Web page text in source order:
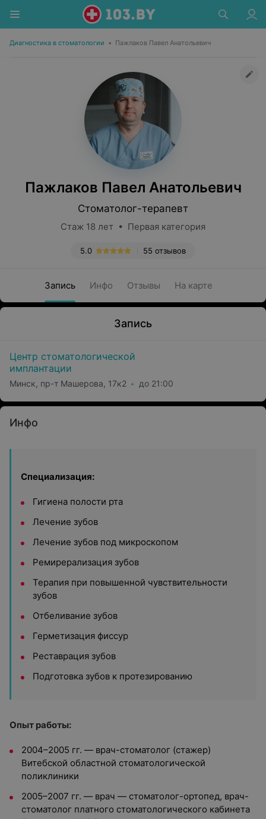
Диагностика в стоматологии • Пажлаков Павел Анатольевич
Пажлаков Павел Анатольевич
Стоматолог-терапевт
Стаж 18 лет • Первая категория
55 отзывов
5.0
Запись Инфо Отзывы На карте
Запись
Центр стоматологической
имплантации
Минск, пр-т Машерова, 17к2 до 21:00
Инфо
Специализация:
Гигиена полости рта
Лечение зубов
Лечение зубов под микроскопом
Ремирерализация зубов
Терапия при повышенной чувствительности
зубов
Отбеливание зубов
Герметизация фиссур
Реставрация зубов
Подготовка зубов к протезированию
Опыт работы:
2004–2005 гг. — врач-стоматолог (стажер)
Витебской областной стоматологической
поликлиники
2005–2007 гг. — врач — стоматолог-ортопед, врач-
стоматолог платного стоматологического кабинета